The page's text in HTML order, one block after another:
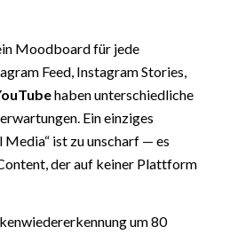
Moodboard für jede
Feed, Instagram Stories,
haben unterschiedliche
Ein einziges
ist zu unscharf — es
der auf keiner Plattform
um 80